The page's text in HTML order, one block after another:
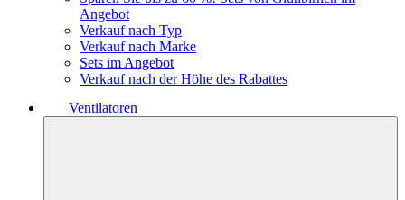
Angebot
Verkauf nach Typ
Verkauf nach Marke
Sets im Angebot
Verkauf nach der Höhe des Rabattes
Ventilatoren